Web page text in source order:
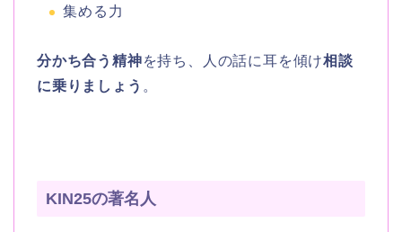
集める力
分かち合う精神を持ち、人の話に耳を傾け相談
に乗りましょう 。
KIN25の著名人